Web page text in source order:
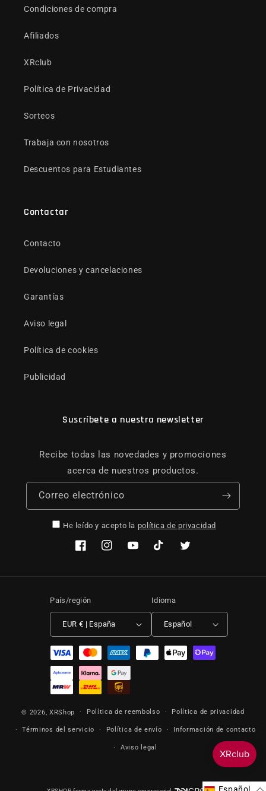
Condiciones de compra
Afiliados
XRclub
Política de Privacidad
Sorteos
Trabaja con nosotros
Descuentos para Estudiantes
Contactar
Contacto
Devoluciones y cancelaciones
Garantías
Aviso legal
Política de cookies
Publicidad
Suscríbete a nuestra newsletter
Recibe todas las novedades y promociones
acerca de nuestros productos.
Correo electrónico
He leído y acepto la política de privacidad
FacebookInstagramYouTubeTikTok Twitter
País/región
EUR € | España
Idioma
Español
Formas de pago
© 2026, XRShop Política de reembolso Política de privacidad
Términos del servicio Política de envío Información de contacto
Aviso legal